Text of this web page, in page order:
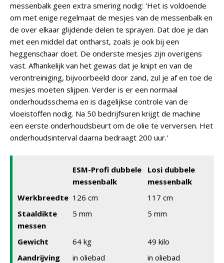
messenbalk geen extra smering nodig: 'Het is voldoende
om met enige regelmaat de mesjes van de messenbalk en
de over elkaar glijdende delen te sprayen. Dat doe je dan
met een middel dat ontharst, zoals je ook bij een
heggenschaar doet. De onderste mesjes zijn overigens
vast. Afhankelijk van het gewas dat je knipt en van de
verontreiniging, bijvoorbeeld door zand, zul je af en toe de
mesjes moeten slijpen. Verder is er een normaal
onderhoudsschema en is dagelijkse controle van de
vloeistoffen nodig. Na 50 bedrijfsuren krijgt de machine
een eerste onderhoudsbeurt om de olie te verversen. Het
onderhoudsinterval daarna bedraagt 200 uur.'
ESM-Profi dubbele
messenbalk
Losi dubbele
messenbalk
Werkbreedte 126 cm
117 cm
Staaldikte
messen
5 mm 5 mm
Gewicht 64 kg
49 kilo
Aandrijving
in oliebad
in oliebad